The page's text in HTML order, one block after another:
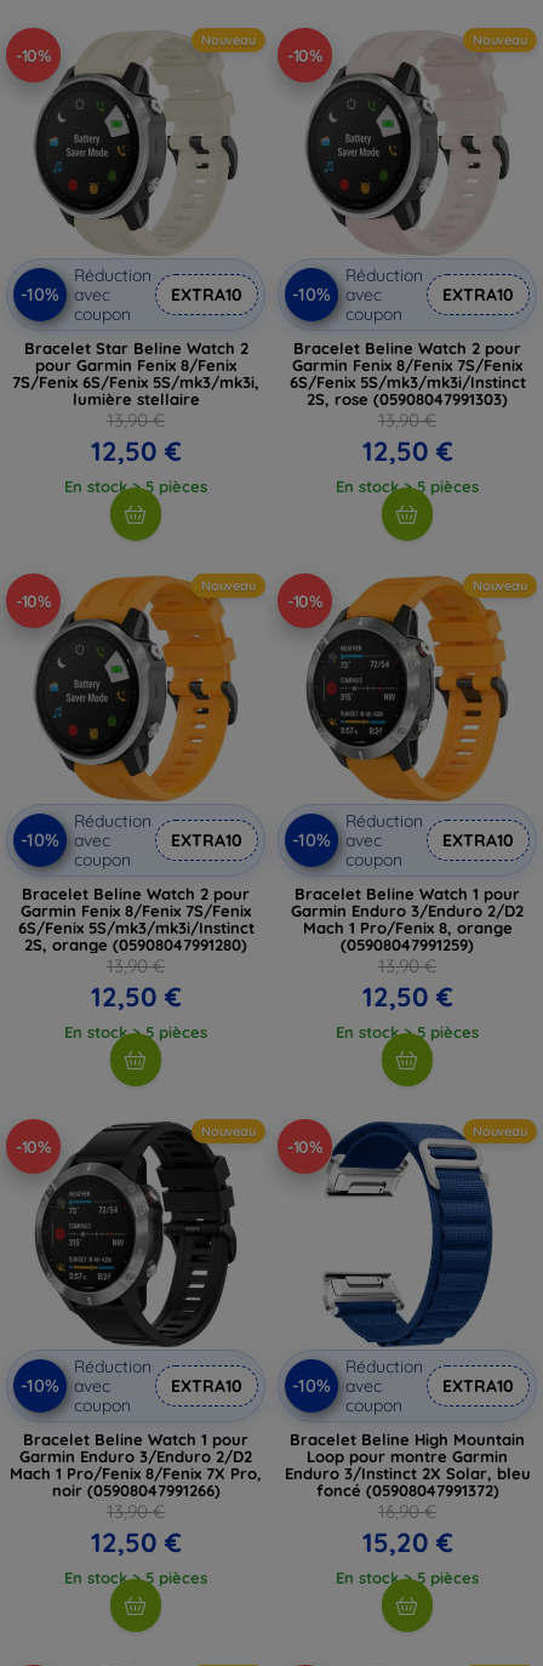
-10%
Nouveau
-10%
Réduction
avec
coupon
EXTRA10
Bracelet Star Beline Watch 2
pour Garmin Fenix 8/Fenix
7S/Fenix 6S/Fenix 5S/mk3/mk3i,
lumière stellaire
13,90 €
12,50 €
En stock > 5 pièces
-10%
Nouveau
-10%
Réduction
avec
coupon
EXTRA10
Bracelet Beline Watch 2 pour
Garmin Fenix 8/Fenix 7S/Fenix
6S/Fenix 5S/mk3/mk3i/Instinct
2S, rose (05908047991303)
13,90 €
12,50 €
En stock > 5 pièces
-10%
Nouveau
-10%
Réduction
avec
coupon
EXTRA10
Bracelet Beline Watch 2 pour
Garmin Fenix 8/Fenix 7S/Fenix
6S/Fenix 5S/mk3/mk3i/Instinct
2S, orange (05908047991280)
13,90 €
12,50 €
En stock > 5 pièces
-10%
Nouveau
-10%
Réduction
avec
coupon
EXTRA10
Bracelet Beline Watch 1 pour
Garmin Enduro 3/Enduro 2/D2
Mach 1 Pro/Fenix 8, orange
(05908047991259)
13,90 €
12,50 €
En stock > 5 pièces
-10%
Nouveau
-10%
Réduction
avec
coupon
EXTRA10
Bracelet Beline Watch 1 pour
Garmin Enduro 3/Enduro 2/D2
Mach 1 Pro/Fenix 8/Fenix 7X Pro,
noir (05908047991266)
13,90 €
12,50 €
En stock > 5 pièces
-10%
Nouveau
-10%
Réduction
avec
coupon
EXTRA10
Bracelet Beline High Mountain
Loop pour montre Garmin
Enduro 3/Instinct 2X Solar, bleu
foncé (05908047991372)
16,90 €
15,20 €
En stock > 5 pièces